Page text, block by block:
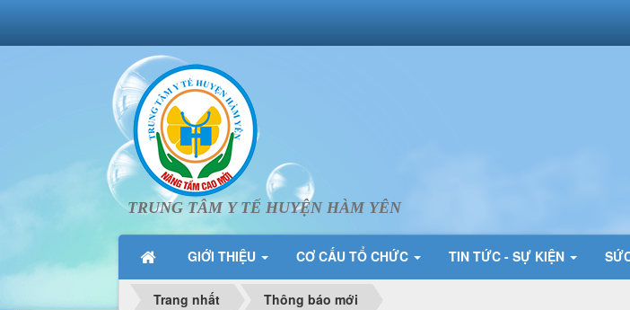
TRUNG TÂM Y TẾ HUYỆN HÀM YÊN
GIỚI THIỆU CƠ CẤU TỔ CHỨC TIN TỨC - SỰ KIỆN
Trang nhất Thông báo mới